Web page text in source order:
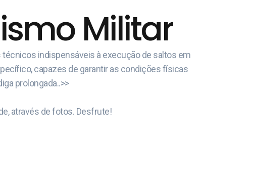
Militar
indispensáveis à execução de saltos em
capazes de garantir as condições físicas
prolongada..>>
através de fotos. Desfrute!